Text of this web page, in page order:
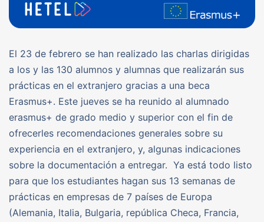
El 23 de febrero se han realizado las charlas dirigidas
a los y las 130 alumnos y alumnas que realizarán sus
prácticas en el extranjero gracias a una beca
Erasmus+. Este jueves se ha reunido al alumnado
erasmus+ de grado medio y superior con el fin de
ofrecerles recomendaciones generales sobre su
experiencia en el extranjero, y, algunas indicaciones
sobre la documentación a entregar. Ya está todo listo
para que los estudiantes hagan sus 13 semanas de
prácticas en empresas de 7 países de Europa
(Alemania, Italia, Bulgaria, república Checa, Francia,